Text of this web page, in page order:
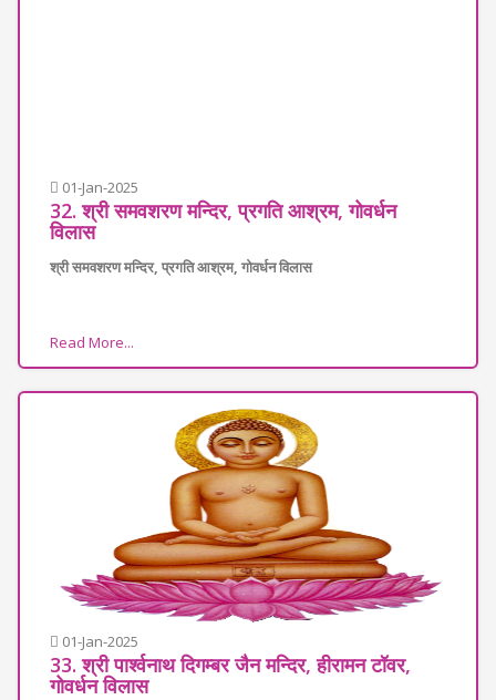
01-Jan-2025
32. श्री समवशरण मन्दिर, प्रगति आश्रम, गोवर्धन
विलास
श्री समवशरण मन्दिर, प्रगति आश्रम, गोवर्धन विलास
Read More...
01-Jan-2025
33. श्री पार्श्वनाथ दिगम्बर जैन मन्दिर, हीरामन टॉवर,
गोवर्धन विलास